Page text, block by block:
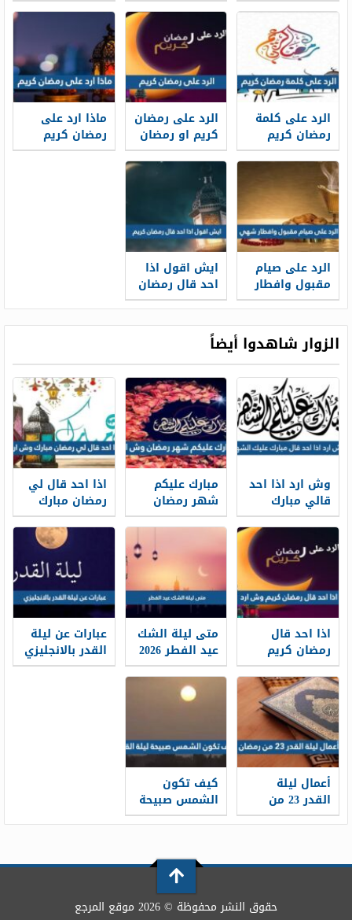
الرد على كلمة
رمضان كريم
بالعربية
والانجليزية
الرد على رمضان
كريم او رمضان
مبارك الصحيح
ماذا ارد على
رمضان كريم
الرد على صيام
مقبول وافطار
شهي
ايش اقول اذا
احد قال رمضان
كريم
الزوار شاهدوا أيضاً
وش ارد اذا احد
قالي مبارك
عليك الشهر
مبارك عليكم
شهر رمضان
وش ارد
اذا احد قال لي
رمضان مبارك
وش ارد
اذا احد قال
رمضان كريم
وش ارد
متى ليلة الشك
عيد الفطر 2026
عبارات عن ليلة
القدر بالانجليزي
2026 اقوال عن
أعمال ليلة
القدر 23 من
رمضان مفاتيح
والعشرين
كيف تكون
الشمس صبيحة
ليلة القدر
حقوق النشر محفوظة © 2026 موقع المرجع